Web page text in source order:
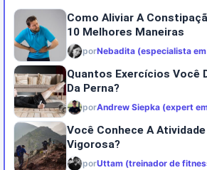
Como Aliviar A
10 Melhores Maneiras
porNebadita (especialista
Quantos Exercícios Você
Da Perna?
porAndrew Siepka (expert
Você Conhece A
Vigorosa?
porUttam (treinador de